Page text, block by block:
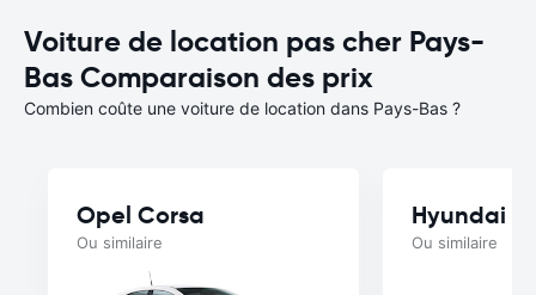
Voiture de location pas cher Pays-
Bas Comparaison des prix
Combien coûte une voiture de location dans Pays-Bas ?
Opel Corsa
Ou similaire
Hyundai
Ou similaire